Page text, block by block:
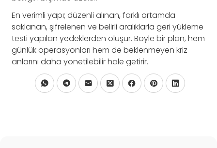
En verimli yapı; düzenli alınan, farklı ortamda
saklanan, şifrelenen ve belirli aralıklarla geri yükleme
testi yapılan yedeklerden oluşur. Böyle bir plan, hem
günlük operasyonları hem de beklenmeyen kriz
anlarını daha yönetilebilir hale getirir.